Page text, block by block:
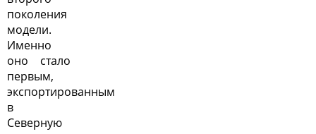
поколения
модели.
Именно
оно стало
первым,
экспортированным
в
Северную